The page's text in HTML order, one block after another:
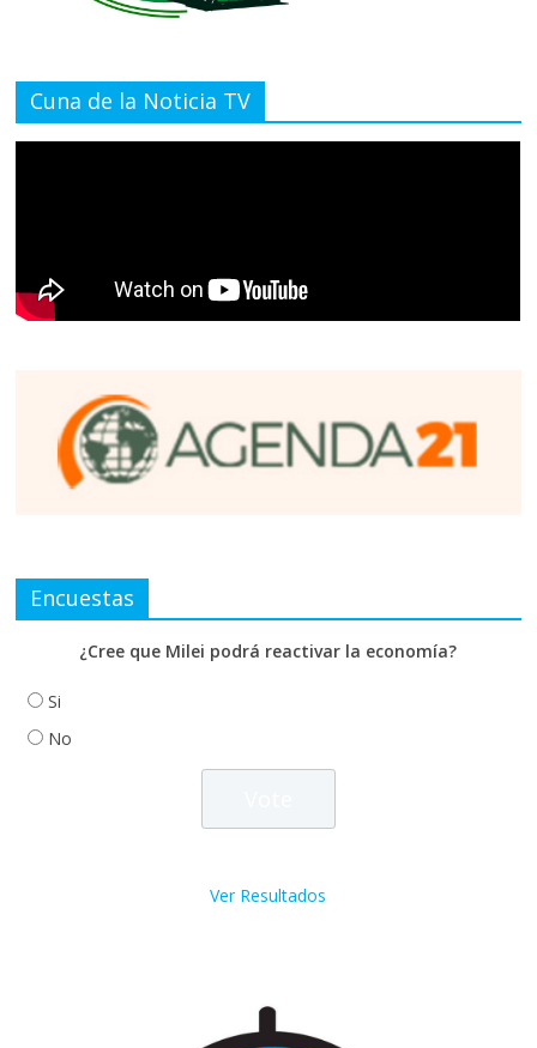
Cuna de la Noticia TV
Encuestas
¿Cree que Milei podrá reactivar la economía?
Si
No
Ver Resultados